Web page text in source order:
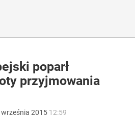
poparł
przyjmowania
września 2015 12:59